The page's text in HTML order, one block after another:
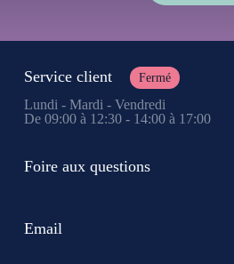
Service client Fermé
Lundi - Mardi - Vendredi
De 09:00 à 12:30 - 14:00 à 17:00
Foire aux questions
Email